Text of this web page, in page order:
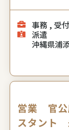
派遣
沖縄県浦
営業 官公
スタント